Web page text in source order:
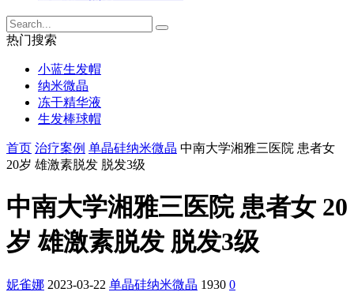
热门搜索
小蓝生发帽
纳米微晶
冻干精华液
生发棒球帽
首页 治疗案例 单晶硅纳米微晶 中南大学湘雅三医院 患者女
20岁 雄激素脱发 脱发3级
中南大学湘雅三医院 患者女 20
岁 雄激素脱发 脱发3级
妮雀娜 2023-03-22 单晶硅纳米微晶 1930 0